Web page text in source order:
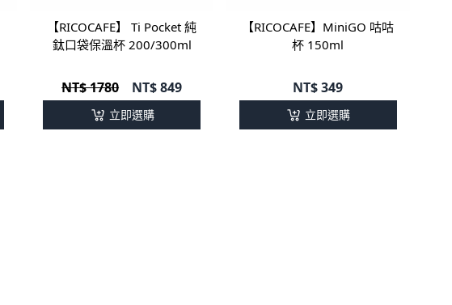
【RICOCAFE】 Ti Pocket 純
鈦口袋保溫杯 200/300ml
NT$ 1780 NT$849
立即選購
【RICOCAFE】MiniGO 咕咕
杯 150ml
NT$349
立即選購